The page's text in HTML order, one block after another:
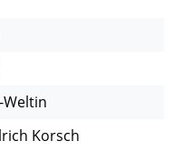
Weltin
Korsch